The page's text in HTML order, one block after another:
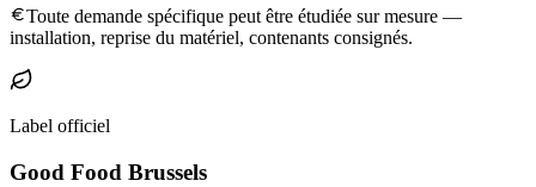
Toute demande spécifique peut être étudiée sur mesure —
installation, reprise du matériel, contenants consignés.
Label officiel
Good Food Brussels